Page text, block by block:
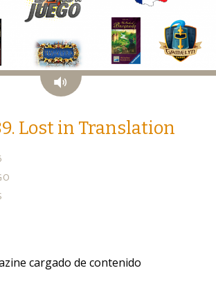
Audio
Lost in Translation
cargado de contenido